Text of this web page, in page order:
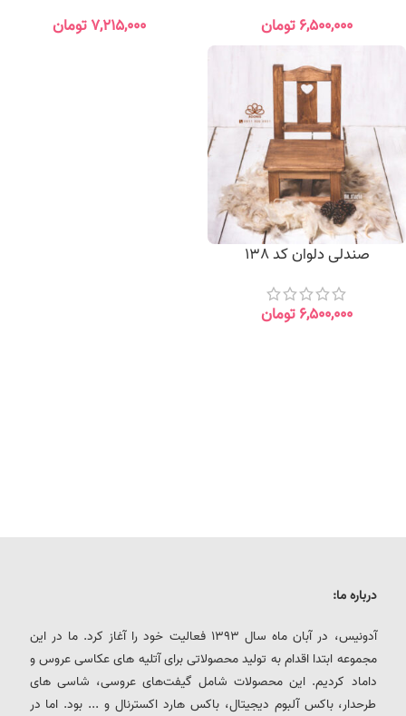
۶,۵۰۰,۰۰۰تومان
۷,۲۱۵,۰۰۰تومان
صندلی دلوان کد 138
۶,۵۰۰,۰۰۰تومان
درباره ما:
آدونیس، در آبان ماه سال 1393 فعالیت خود را آغاز کرد. ما در این
مجموعه ابتدا اقدام به تولید محصولاتی برای آتلیه های عکاسی عروس و
داماد کردیم. این محصولات شامل گیفت‌های عروسی، شاسی های
طرحدار، باکس آلبوم دیجیتال، باکس هارد اکسترنال و ... بود. اما در